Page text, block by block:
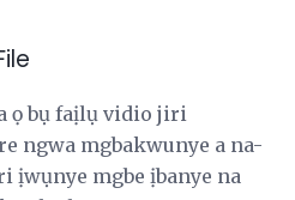
ọ bụ faịlụ vidio jiri
ngwa mgbakwunye a na-
ịwụnye mgbe ịbanye na